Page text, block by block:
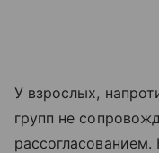
У взрослых,
групп не